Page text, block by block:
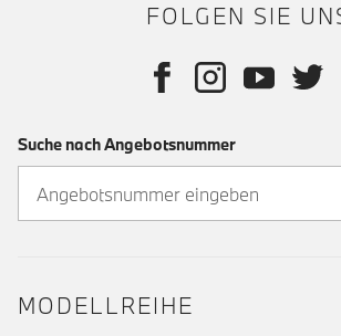
FOLGEN SIE
Suche nach Angebotsnummer
MODELLREIHE